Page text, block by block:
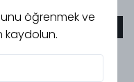
öğrenmek ve
kaydolun.